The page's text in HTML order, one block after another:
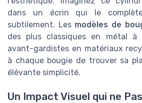
dans un écrin qui le
subtilement. Les modèles de
des plus classiques en métal à
avant-gardistes en matériaux
à chaque bougie de trouver sa
élévante simplicité.
Un Impact Visuel qui ne